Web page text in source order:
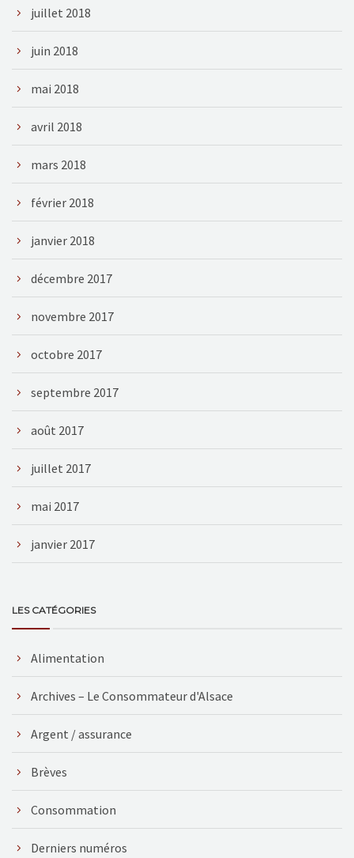
juillet 2018
juin 2018
mai 2018
avril 2018
mars 2018
février 2018
janvier 2018
décembre 2017
novembre 2017
octobre 2017
septembre 2017
août 2017
juillet 2017
mai 2017
janvier 2017
LES CATÉGORIES
Alimentation
Archives – Le Consommateur d'Alsace
Argent / assurance
Brèves
Consommation
Derniers numéros